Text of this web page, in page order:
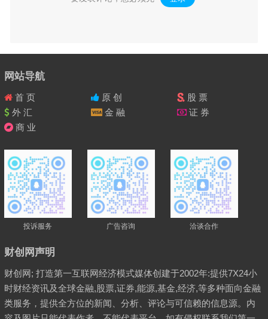
网站导航
首 页 原 创
股 票
外 汇
金 融
证 券
商 业
投诉服务 广告咨询 洽谈合作
财创网声明
财创网; 打造第一互联网经济模式媒体创建于2002年:提供7X24小
时财经资讯及全球金融,股票,证券,能源,基金,经济,等多种面向金融
类服务，提供全方位的新闻、分析、评论与可信赖的信息源。内